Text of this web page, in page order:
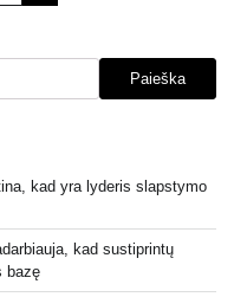
Paieška
kad yra lyderis slapstymo
kad sustiprintų
bazę